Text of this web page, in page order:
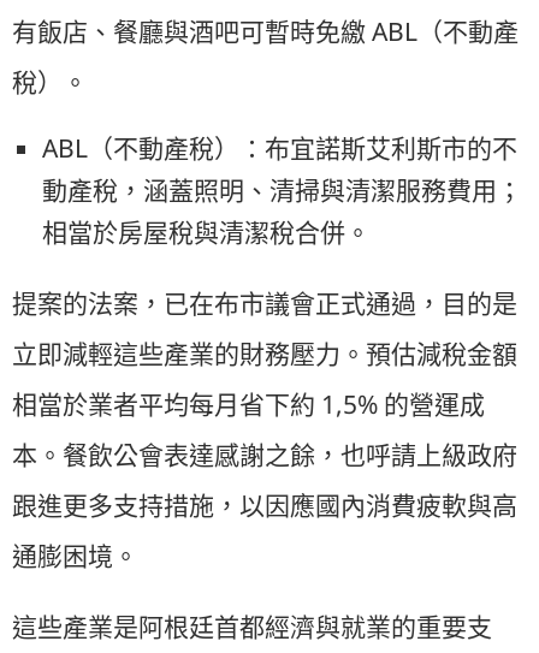
有飯店、餐廳與酒吧可暫時免繳 ABL（不動產
稅）。
ABL（不動產稅）：布宜諾斯艾利斯市的不
動產稅，涵蓋照明、清掃與清潔服務費用；
相當於房屋稅與清潔稅合併。
提案的法案，已在布市議會正式通過，目的是
立即減輕這些產業的財務壓力。預估減稅金額
相當於業者平均每月省下約 1,5% 的營運成
本。餐飲公會表達感謝之餘，也呼請上級政府
跟進更多支持措施，以因應國內消費疲軟與高
通膨困境。
這些產業是阿根廷首都經濟與就業的重要支